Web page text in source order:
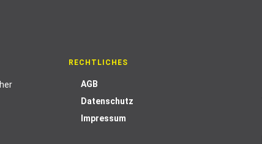
RECHTLICHES
AGB
Datenschutz
Impressum